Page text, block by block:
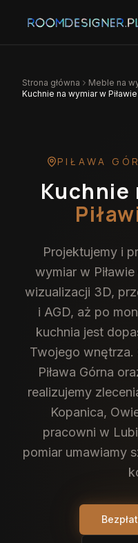
Strona główna Meble na
Kuchnie na wymiar w
PIŁAWA
Kuchnie
Projektujemy i
wymiar w
wizualizacji 3D,
i AGD, aż po
kuchnia jest
Twojego wnętrza.
Piława Górna
realizujemy
Kopanica,
pracowni w
pomiar umawiamy